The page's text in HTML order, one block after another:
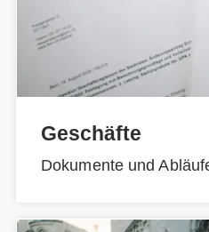
Geschäfte
Dokumente und